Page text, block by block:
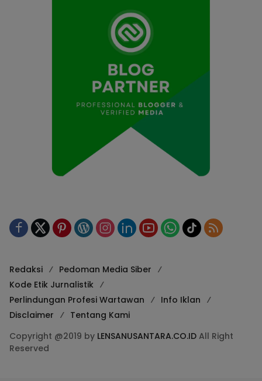
Redaksi
Pedoman Media Siber
Kode Etik Jurnalistik
Perlindungan Profesi Wartawan
Info Iklan
Disclaimer
Tentang Kami
Copyright @2019 by LENSANUSANTARA.CO.ID All Right
Reserved